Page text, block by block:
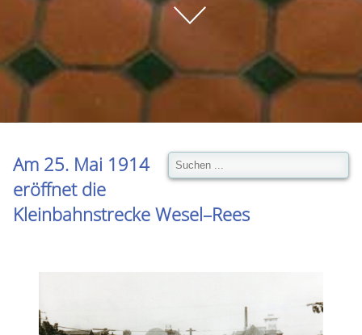
Am 25. Mai 1914
eröffnet die
Kleinbahnstrecke Wesel–Rees